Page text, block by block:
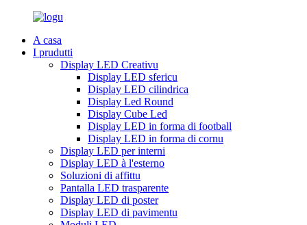
A casa
I prudutti
Display LED Creativu
Display LED sfericu
Display LED cilindrica
Display Led Round
Display Cube Led
Display LED in forma di football
Display LED in forma di cornu
Display LED per interni
Display LED à l'esterno
Soluzioni di affittu
Pantalla LED trasparente
Display LED di poster
Display LED di pavimentu